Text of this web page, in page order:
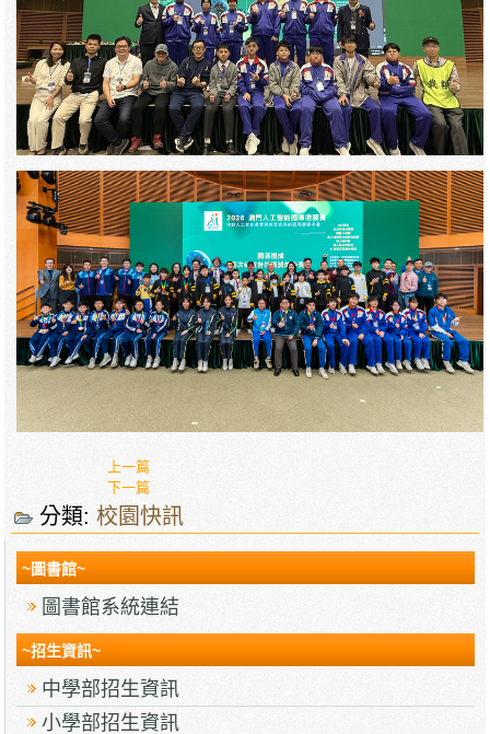
上一篇
下一篇
分類:校園快訊
~圖書館~
圖書館系統連結
~招生資訊~
中學部招生資訊
小學部招生資訊